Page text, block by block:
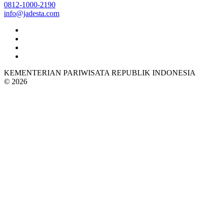
0812-1000-2190
info@jadesta.com
KEMENTERIAN PARIWISATA REPUBLIK INDONESIA
© 2026